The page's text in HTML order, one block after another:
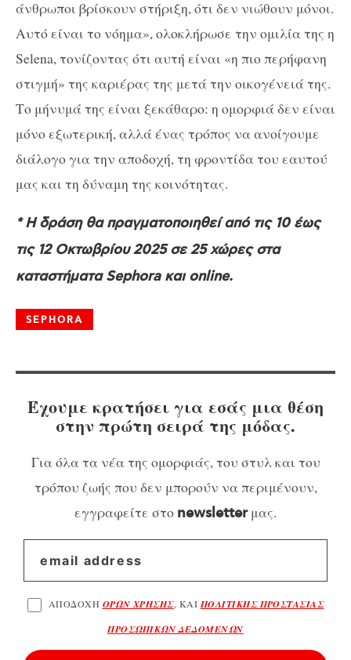
άνθρωποι βρίσκουν στήριξη, ότι δεν νιώθουν μόνοι.
Αυτό είναι το νόημα», ολοκλήρωσε την ομιλία της η
Selena, τονίζοντας ότι αυτή είναι «η πιο περήφανη
στιγμή» της καριέρας της μετά την οικογένειά της.
Το μήνυμά της είναι ξεκάθαρο: η ομορφιά δεν είναι
μόνο εξωτερική, αλλά ένας τρόπος να ανοίγουμε
διάλογο για την αποδοχή, τη φροντίδα του εαυτού
μας και τη δύναμη της κοινότητας.
* Η δράση θα πραγματοποιηθεί από τις 10 έως
τις 12 Οκτωβρίου 2025 σε 25 χώρες στα
καταστήματα Sephora και online.
SEPHORA
Έχουμε κρατήσει για εσάς μια θέση
στην πρώτη σειρά της μόδας.
Για όλα τα νέα της ομορφιάς, του στυλ και του
τρόπου ζωής που δεν μπορούν να περιμένουν,
εγγραφείτε στο newsletterμας.
ΑΠΟΔΟΧΗ ΟΡΩΝ ΧΡΗΣΗΣ, ΚΑΙ ΠΟΛΙΤΙΚΗΣ ΠΡΟΣΤΑΣΙΑΣ
ΠΡΟΣΩΠΙΚΩΝ ΔΕΔΟΜΕΝΩΝ